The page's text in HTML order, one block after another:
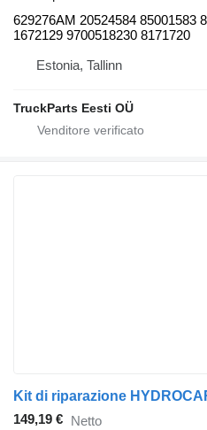
629276AM 20524584 85001583
1672129 9700518230 8171720
Estonia, Tallinn
TruckParts Eesti OÜ
149,19 € Netto